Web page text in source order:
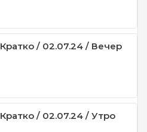
Кратко / 02.07.24 / Вечер
Кратко / 02.07.24 / Утро